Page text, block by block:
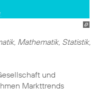
Mathematik, Statistik,
und
Markttrends